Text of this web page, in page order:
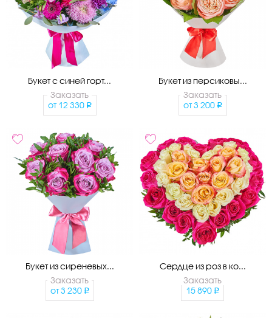
Букет с синей горт...
Заказать
от 12 330
Букет из персиковы...
Заказать
от 3 200
Букет из сиреневых...
Заказать
от 3 230
Сердце из роз в ко...
Заказать
15 890